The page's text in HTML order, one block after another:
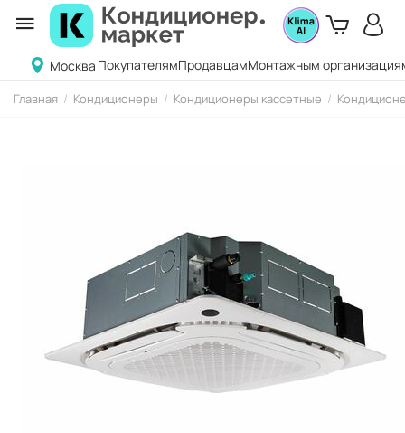
Москва ПокупателямПродавцамМонтажным
Главная / Кондиционеры / Кондиционеры кассетные /